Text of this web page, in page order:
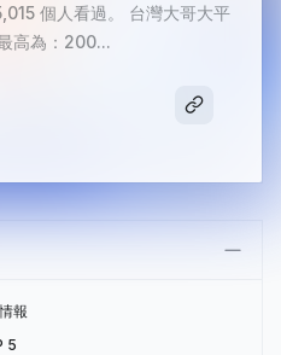
個人看過。 台灣大哥大平
高為：200...
報
5